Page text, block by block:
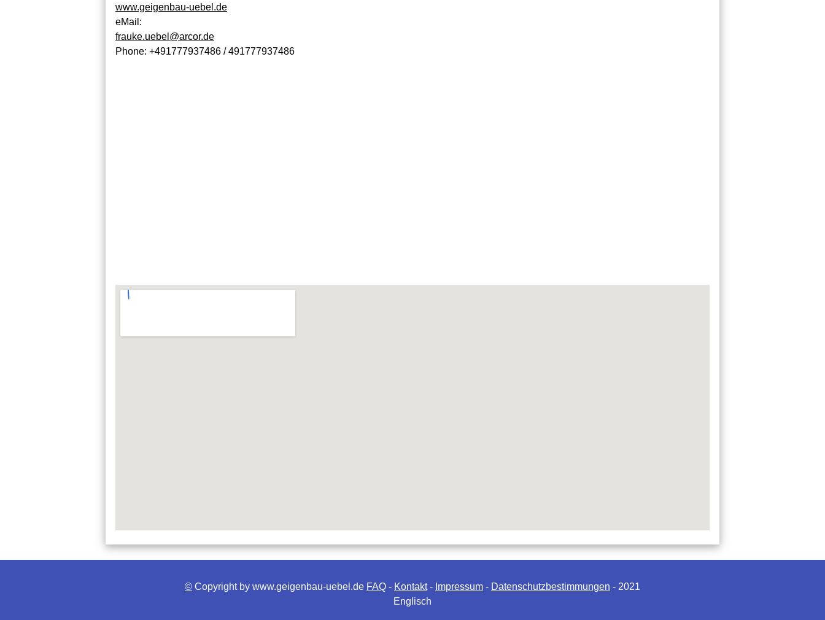
www.geigenbau-uebel.de
eMail:
frauke.uebel@arcor.de
Phone: +491777937486 / 491777937486
© Copyright by www.geigenbau-uebel.de FAQ - Kontakt- Impressum - Datenschutzbestimmungen - 2021
Englisch